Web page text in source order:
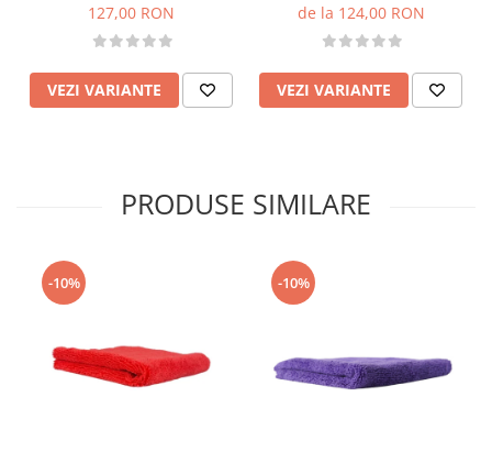
127,00 RON
VEZI VARIANTE
de la 124,00 RON
VEZI VARIANTE
PRODUSE SIMILARE
-10% -10%